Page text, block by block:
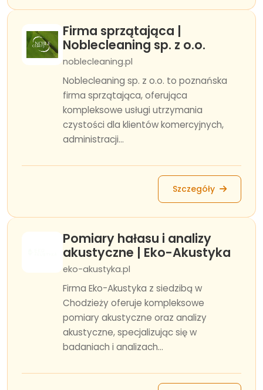
Firma sprzątająca |
Noblecleaning sp. z o.o.
noblecleaning.pl
Noblecleaning sp. z o.o. to poznańska
firma sprzątająca, oferująca
kompleksowe usługi utrzymania
czystości dla klientów komercyjnych,
administracji...
Szczegóły
Pomiary hałasu i analizy
akustyczne | Eko-Akustyka
eko-akustyka.pl
Firma Eko-Akustyka z siedzibą w
Chodzieży oferuje kompleksowe
pomiary akustyczne oraz analizy
akustyczne, specjalizując się w
badaniach i analizach...